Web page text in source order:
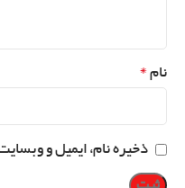
نام*
ذخیره نام، ایمیل و